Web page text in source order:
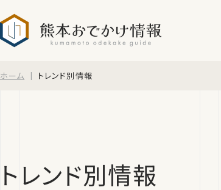
ホーム トレンド別情報
トレンド別情報